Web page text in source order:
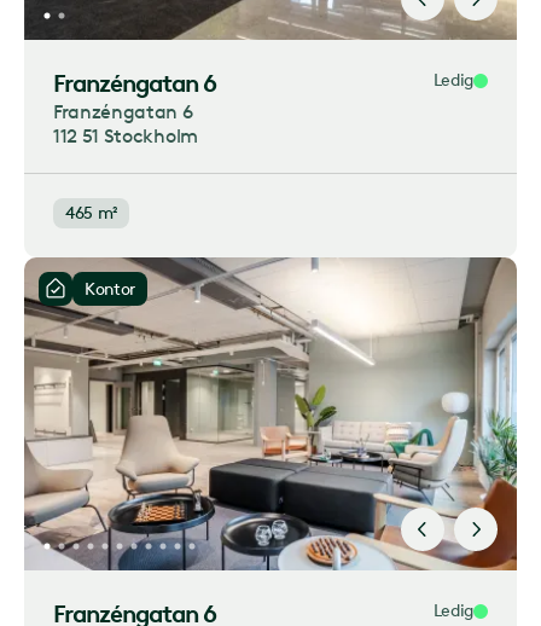
Franzéngatan 6 Ledig
Franzéngatan 6
112 51 Stockholm
465 m²
Kontor
Franzéngatan 6 Ledig